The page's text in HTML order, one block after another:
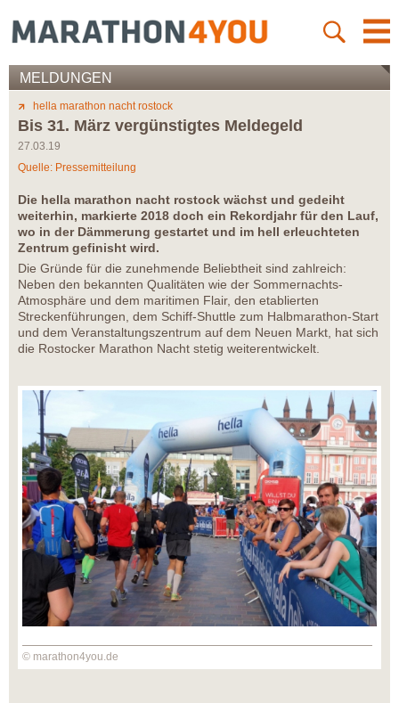
MELDUNGEN
hella marathon nacht rostock
Bis 31. März vergünstigtes Meldegeld
27.03.19
Quelle: Pressemitteilung
Die hella marathon nacht rostock wächst und gedeiht
weiterhin, markierte 2018 doch ein Rekordjahr für den Lauf,
wo in der Dämmerung gestartet und im hell erleuchteten
Zentrum gefinisht wird.
Die Gründe für die zunehmende Beliebtheit sind zahlreich:
Neben den bekannten Qualitäten wie der Sommernachts-
Atmosphäre und dem maritimen Flair, den etablierten
Streckenführungen, dem Schiff-Shuttle zum Halbmarathon-Start
und dem Veranstaltungszentrum auf dem Neuen Markt, hat sich
die Rostocker Marathon Nacht stetig weiterentwickelt.
© marathon4you.de